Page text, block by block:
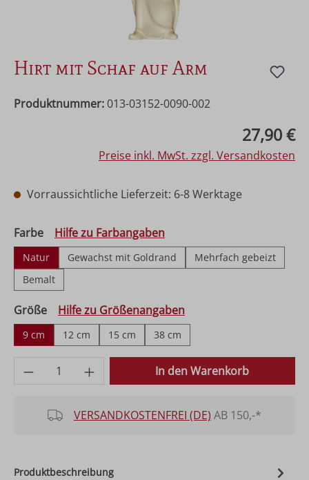
Hirt mit Schaf auf Arm
Produktnummer: 013-03152-0090-002
27,90 €
Preise inkl. MwSt. zzgl. Versandkosten
Vorraussichtliche Lieferzeit: 6-8 Werktage
Farbeauswählen
Hilfe zu Farbangaben
Natur Gewachst mit Goldrand
Mehrfach gebeizt
Bemalt
Größeauswählen
Hilfe zu Größenangaben
9 cm 12 cm 15 cm 38 cm
Produkt Anzahl: Gib den gewünschten
In den Warenkorb
VERSANDKOSTENFREI (DE) AB 150,-*
Produktbeschreibung